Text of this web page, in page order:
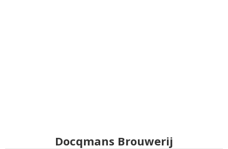
Docqmans Brouwerij